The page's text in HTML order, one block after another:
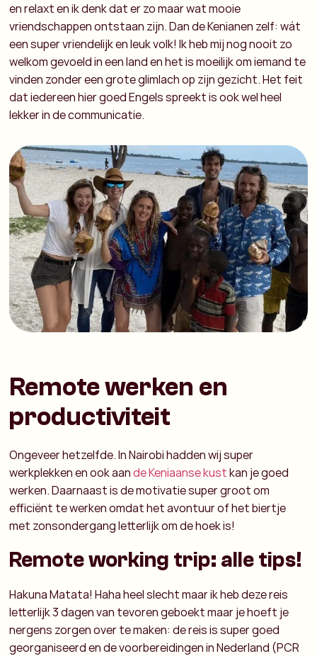
en relaxt en ik denk dat er zo maar wat mooie
vriendschappen ontstaan zijn. Dan de Kenianen zelf: wát
een super vriendelijk en leuk volk! Ik heb mij nog nooit zo
welkom gevoeld in een land en het is moeilijk om iemand te
vinden zonder een grote glimlach op zijn gezicht. Het feit
dat iedereen hier goed Engels spreekt is ook wel heel
lekker in de communicatie.
Remote werken en
productiviteit
Ongeveer hetzelfde. In Nairobi hadden wij super
werkplekken en ook aande Keniaanse kustkan je goed
werken. Daarnaast is de motivatie super groot om
efficiënt te werken omdat het avontuur of het biertje
met zonsondergang letterlijk om de hoek is!
Remote working trip: alle tips!
Hakuna Matata! Haha heel slecht maar ik heb deze reis
letterlijk 3 dagen van tevoren geboekt maar je hoeft je
nergens zorgen over te maken: de reis is super goed
georganiseerd en de voorbereidingen in Nederland (PCR